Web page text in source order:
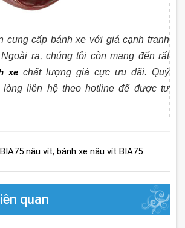
cung cấp bánh xe với giá cạnh tranh
ra, chúng tôi còn mang đến rất
xe chất lượng giá cực ưu đãi. Quý
lòng liên hệ theo hotline để được tư
nâu vít, bánh xe nâu vít BIA75
quan